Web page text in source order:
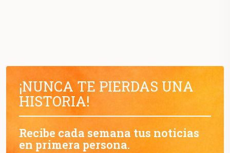
¡NUNCA TE PIERDAS UNA
HISTORIA!
Recibe cada semana tus noticias
en primera persona.